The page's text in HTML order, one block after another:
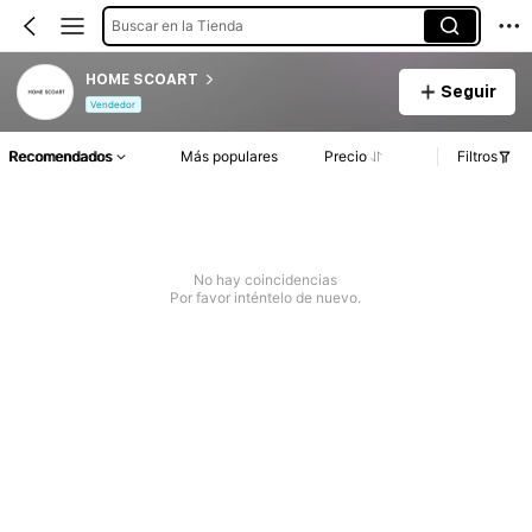
Buscar en la Tienda
HOME SCOART
Vendedor
Seguir
Recomendados Más populares Precio Filtros
No hay coincidencias
Por favor inténtelo de nuevo.